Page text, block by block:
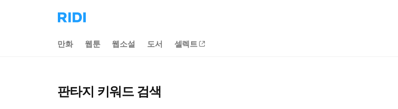
리
디
으
만화 웹툰 웹소설 도서 셀렉트
판타지 키워드 검색